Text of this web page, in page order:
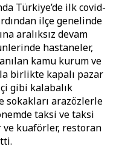
Türkiye’de ilk covid-
ilçe genelinde
aralıksız devam
hastaneler,
kamu kurum ve
birlikte kapalı pazar
gibi kalabalık
sokakları arazözlerle
taksi ve taksi
ve kuaförler, restoran